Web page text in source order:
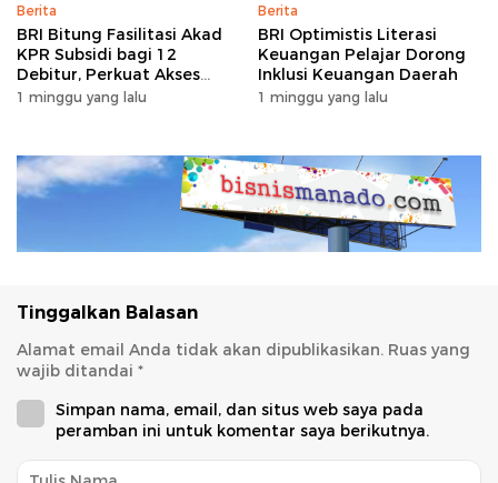
Berita
BRI Bitung Fasilitasi Akad
KPR Subsidi bagi 12
Debitur, Perkuat Akses
Hunian Masyarakat
1 minggu yang lalu
Berita
BRI Optimistis Literasi
Keuangan Pelajar Dorong
Inklusi Keuangan Daerah
1 minggu yang lalu
Tinggalkan Balasan
Alamat email Anda tidak akan dipublikasikan. Ruas yang
wajib ditandai *
Simpan nama, email, dan situs web saya pada
peramban ini untuk komentar saya berikutnya.